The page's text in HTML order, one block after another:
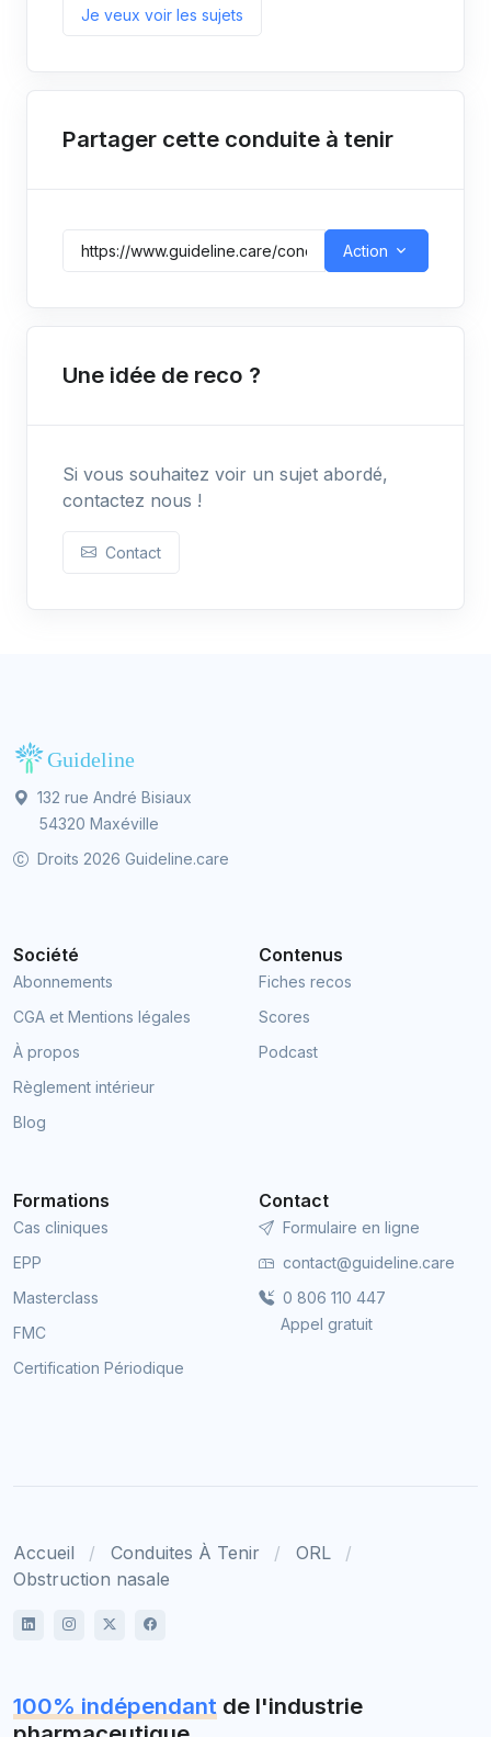
Je veux voir les sujets
Partager cette conduite à tenir
Action
Une idée de reco ?
Si vous souhaitez voir un sujet abordé,
contactez nous !
Contact
132 rue André Bisiaux
54320 Maxéville
Droits 2026 Guideline.care
Société
Abonnements
CGA et Mentions légales
À propos
Règlement intérieur
Blog
Contenus
Fiches recos
Scores
Podcast
Formations
Cas cliniques
EPP
Masterclass
FMC
Certification Périodique
Contact
Formulaire en ligne
contact@guideline.care
0 806 110 447
Appel gratuit
Accueil Conduites À Tenir
ORL
Obstruction nasale
100% indépendant de l'industrie